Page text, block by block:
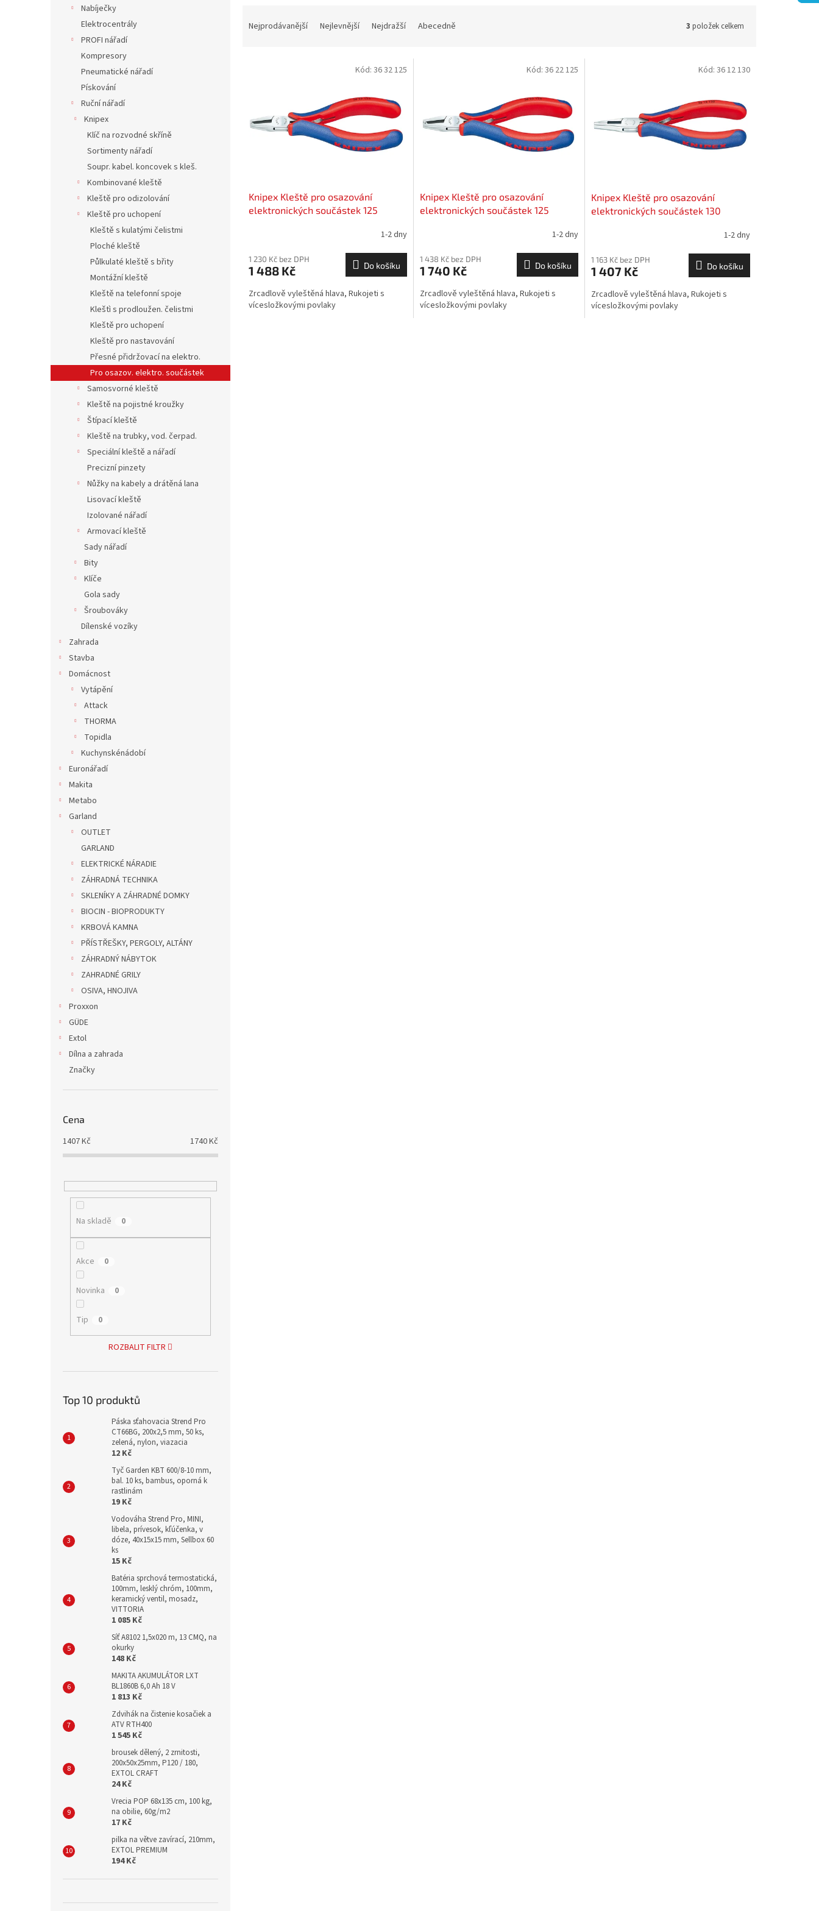
Nabíječky
Elektrocentrály
PROFI nářadí
Kompresory
Pneumatické nářadí
Pískování
Ruční nářadí
Knipex
Klíč na rozvodné skříně
Sortimenty nářadí
Soupr. kabel. koncovek s kleš.
Kombinované kleště
Kleště pro odizolování
Kleště pro uchopení
Kleště s kulatými čelistmi
Ploché kleště
Půlkulaté kleště s břity
Montážní kleště
Kleště na telefonní spoje
Kleštì s prodloužen. čelistmi
Kleště pro uchopení
Kleště pro nastavování
Přesné přidržovací na elektro.
Pro osazov. elektro. součástek
Samosvorné kleště
Kleště na pojistné kroužky
Štípací kleště
Kleště na trubky, vod. čerpad.
Speciální kleště a nářadí
Precizní pinzety
Nůžky na kabely a drátěná lana
Lisovací kleště
Izolované nářadí
Armovací kleště
Sady nářadí
Bity
Klíče
Gola sady
Šroubováky
Dílenské vozíky
Zahrada
Stavba
Domácnost
Vytápění
Attack
THORMA
Topidla
Kuchynskénádobí
Euronářadí
Makita
Metabo
Garland
OUTLET
GARLAND
ELEKTRICKÉ NÁRADIE
ZÁHRADNÁ TECHNIKA
SKLENÍKY A ZÁHRADNÉ DOMKY
BIOCIN - BIOPRODUKTY
KRBOVÁ KAMNA
PŘÍSTŘEŠKY, PERGOLY, ALTÁNY
ZÁHRADNÝ NÁBYTOK
ZAHRADNÉ GRILY
OSIVA, HNOJIVA
Proxxon
GÜDE
Extol
Dílna a zahrada
Značky
Cena
1407Kč 1740Kč
Na skladě 0
Akce 0
Novinka 0
Tip 0
ROZBALIT FILTR
Top 10 produktů
Páska sťahovacia Strend Pro
CT66BG, 200x2,5 mm, 50 ks,
zelená, nylon, viazacia
12 Kč
Tyč Garden KBT 600/8-10 mm,
bal. 10 ks, bambus, oporná k
rastlinám
19 Kč
Vodováha Strend Pro, MINI,
libela, prívesok, kľúčenka, v
dóze, 40x15x15 mm, Sellbox 60
ks
15 Kč
Batéria sprchová termostatická,
100mm, lesklý chróm, 100mm,
keramický ventil, mosadz,
VITTORIA
1 085 Kč
Síť A8102 1,5x020 m, 13 CMQ, na
okurky
148 Kč
MAKITA AKUMULÁTOR LXT
BL1860B 6,0 Ah 18 V
1 813 Kč
Zdvihák na čistenie kosačiek a
ATV RTH400
1 545 Kč
brousek dělený, 2 zrnitosti,
200x50x25mm, P120 / 180,
EXTOL CRAFT
24 Kč
Vrecia POP 68x135 cm, 100 kg,
na obilie, 60g/m2
17 Kč
pilka na větve zavírací, 210mm,
EXTOL PREMIUM
194 Kč
Nejprodávanější Nejlevnější Nejdražší Abecedně 3 položek celkem
Knipex Kleště pro osazování
elektronických součástek 125
1-2 dny
1 230 Kč bez DPH
1 488 Kč Do košíku
Zrcadlově vyleštěná hlava, Rukojeti s
vícesložkovými povlaky
Kód: 36 32 125
Knipex Kleště pro osazování
elektronických součástek 125
1-2 dny
1 438 Kč bez DPH
1 740 Kč Do košíku
Zrcadlově vyleštěná hlava, Rukojeti s
vícesložkovými povlaky
Kód: 36 22 125
Knipex Kleště pro osazování
elektronických součástek 130
1-2 dny
1 163 Kč bez DPH
1 407 Kč Do košíku
Zrcadlově vyleštěná hlava, Rukojeti s
vícesložkovými povlaky
Kód: 36 12 130